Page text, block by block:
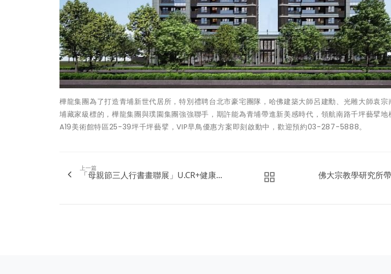
樺龍集團為了打造青埔新世代居所，特別禮聘台北市豪宅團隊，哈佛建築大師呂建勳、光雕大師袁
埔藏家級標的，樺龍集團與璞園集團強強聯手，期許能為青埔帶進新美感時代，領航南路千坪藝擘地
A19美術館特區25-39坪千坪藝擘，VIP早鳥優惠方案即刻啟動中，歡迎預約03-287-5888。
上一篇
「母親節三人行書畫聯展」U.CR+健康...
佛大宗教學研究所